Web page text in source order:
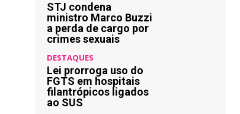
STJ condena
ministro Marco Buzzi
a perda de cargo por
crimes sexuais
DESTAQUES
Lei prorroga uso do
FGTS em hospitais
filantrópicos ligados
ao SUS